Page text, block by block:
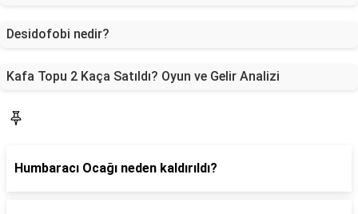
Desidofobi nedir?
Kafa Topu 2 Kaça Satıldı? Oyun ve Gelir Analizi
Humbaracı Ocağı neden kaldırıldı?